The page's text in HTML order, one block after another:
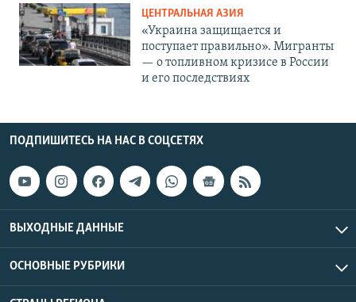
ЦЕНТРАЛЬНАЯ АЗИЯ
«Украина защищается и
поступает правильно». Мигранты
— о топливном кризисе в России
и его последствиях
ПОДПИШИТЕСЬ НА НАС В СОЦСЕТЯХ
ВЫХОДНЫЕ ДАННЫЕ
ОСНОВНЫЕ РУБРИКИ